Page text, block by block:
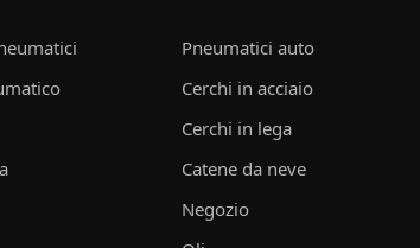
Pneumatici auto
Cerchi in acciaio
Cerchi in lega
Catene da neve
Negozio